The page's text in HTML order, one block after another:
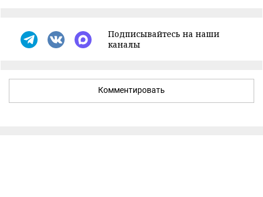
Подписывайтесь на наши
каналы
Комментировать